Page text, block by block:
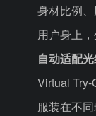
身材比例
用户身上，
自动适配
Virtual
服装在不